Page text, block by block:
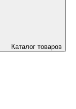
Каталог товаров